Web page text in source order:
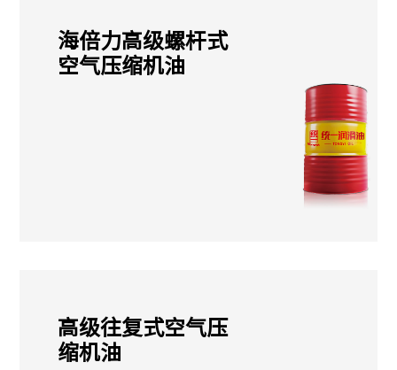
海倍力高级螺杆式
空气压缩机油
高级往复式空气压
缩机油